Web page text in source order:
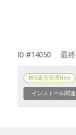
ID #14050 最
BIG販売管理Neo
インストール関連